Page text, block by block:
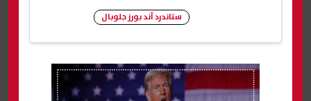
ستاندرد آند بورز جلوبال